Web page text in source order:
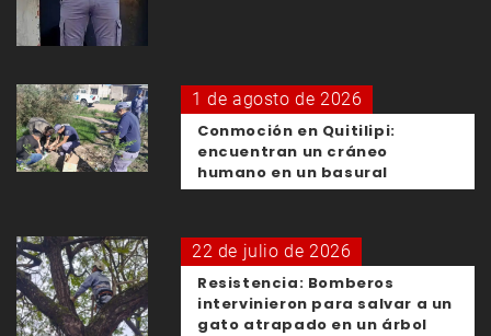
1 de agosto de 2026
Conmoción en Quitilipi:
encuentran un cráneo
humano en un basural
22 de julio de 2026
Resistencia: Bomberos
intervinieron para salvar a un
gato atrapado en un árbol